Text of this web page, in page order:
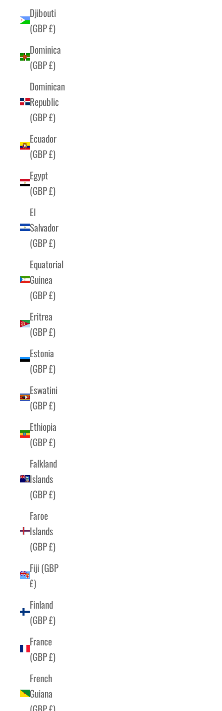
Djibouti
(GBP £)
Dominica
(GBP £)
Dominican
Republic
(GBP £)
Ecuador
(GBP £)
Egypt
(GBP £)
El
Salvador
(GBP £)
Equatorial
Guinea
(GBP £)
Eritrea
(GBP £)
Estonia
(GBP £)
Eswatini
(GBP £)
Ethiopia
(GBP £)
Falkland
Islands
(GBP £)
Faroe
Islands
(GBP £)
Fiji (GBP
£)
Finland
(GBP £)
France
(GBP £)
French
Guiana